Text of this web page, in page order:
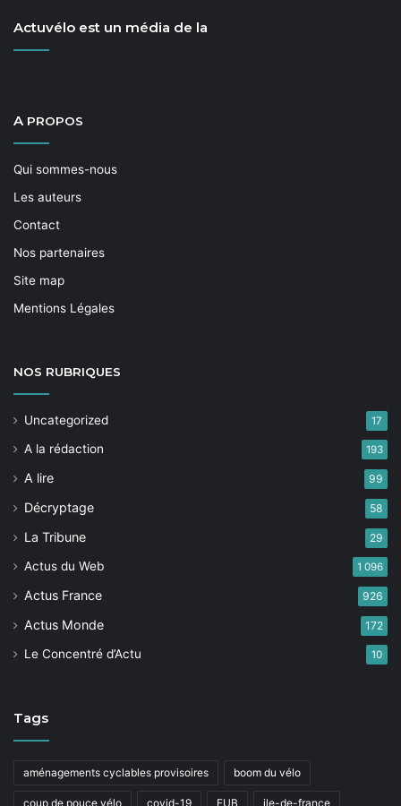
Actuvélo est un média de la
A PROPOS
Qui sommes-nous
Les auteurs
Contact
Nos partenaires
Site map
Mentions Légales
NOS RUBRIQUES
Uncategorized 17
A la rédaction 193
A lire 99
Décryptage 58
La Tribune 29
Actus du Web 1 096
Actus France 926
Actus Monde 172
Le Concentré d’Actu 10
Tags
aménagements cyclables provisoires boom du vélo
coup de pouce vélo covid-19 FUB ile-de-france